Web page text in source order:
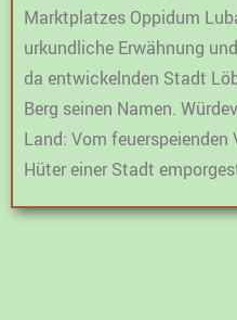
Marktplatzes Oppidum
urkundliche Erwähnung
da entwickelnden Stadt
Berg seinen Namen.
Land: Vom
Hüter einer Stadt